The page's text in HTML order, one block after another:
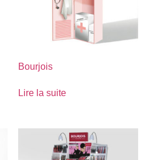
Bourjois
Lire la suite